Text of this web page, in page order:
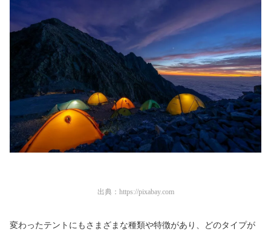
出典： https://pixabay.com
変わったテントにもさまざまな種類や特徴があり、どのタイプが